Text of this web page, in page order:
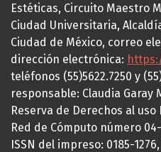
Estéticas, Circuito Maestro
Ciudad Universitaria,
Ciudad de México, correo
dirección electrónica:
teléfonos (55)5622.7250 y
responsable: Claudia Garay
Reserva de Derechos al
Red de Cómputo número
ISSN del impreso: 0185-